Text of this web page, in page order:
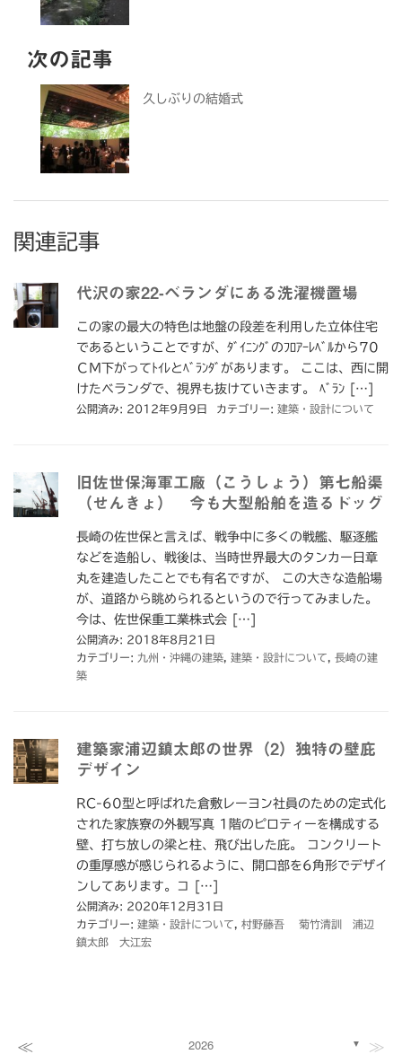
次の記事
久しぶりの結婚式
関連記事
代沢の家22-ベランダにある洗濯機置場
この家の最大の特色は地盤の段差を利用した立体住宅
であるということですが、ﾀﾞｲﾆﾝｸﾞのﾌﾛｱｰﾚﾍﾞﾙから70
ＣＭ下がってﾄｲﾚとﾍﾞﾗﾝﾀﾞがあります。 ここは、西に開
けたベランダで、視界も抜けていきます。 ﾍﾞﾗﾝ […]
公開済み: 2012年9月9日 カテゴリー: 建築・設計について
旧佐世保海軍工廠（こうしょう）第七船渠
（せんきょ） 今も大型船舶を造るドッグ
長崎の佐世保と言えば、戦争中に多くの戦艦、駆逐艦
などを造船し、戦後は、当時世界最大のタンカー日章
丸を建造したことでも有名ですが、 この大きな造船場
が、道路から眺められるというので行ってみました。
今は、佐世保重工業株式会 […]
公開済み: 2018年8月21日
カテゴリー: 九州・沖縄の建築 建築・設計について
長崎の建
築
建築家浦辺鎮太郎の世界（2）独特の壁庇
デザイン
RC-60型と呼ばれた倉敷レーヨン社員のための定式化
された家族寮の外観写真 1階のピロティーを構成する
壁、打ち放しの梁と柱、飛び出した庇。 コンクリート
の重厚感が感じられるように、開口部を6角形でデザイ
ンしてあります。コ […]
公開済み: 2020年12月31日
カテゴリー: 建築・設計について
村野藤吾 菊竹清訓 浦辺
鎮太郎 大江宏
≪ 2026 ▼ ≫